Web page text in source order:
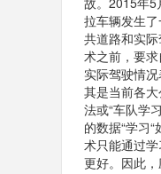
拉车辆发生
共道路和实
术之前，要
实际驾驶情
其是当前各
法或“车队学
的数据“学习
术只能通过
更好。因此